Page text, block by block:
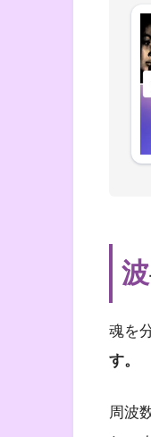
波
魂を
す。
周波